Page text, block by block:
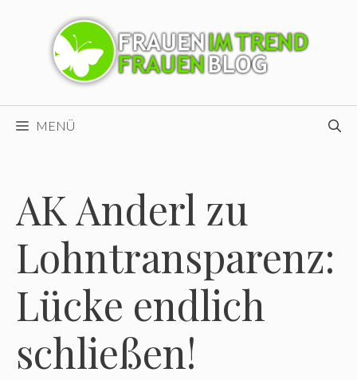
MENÜ
AK Anderl zu
Lohntransparenz:
Lücke endlich
schließen!